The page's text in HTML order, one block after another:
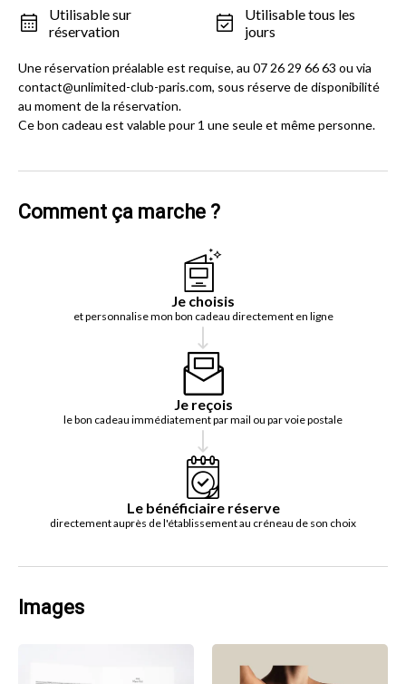
Utilisable sur
réservation
Utilisable tous les
jours
Une réservation préalable est requise, au 07 26 29 66 63 ou via
contact@unlimited-club-paris.com, sous réserve de disponibilité
au moment de la réservation.
Ce bon cadeau est valable pour 1 une seule et même personne.
Comment ça marche ?
Je choisis
et personnalise mon bon cadeau directement en ligne
Je reçois
le bon cadeau immédiatement par mail ou par voie postale
Le bénéficiaire réserve
directement auprès de l'établissement au créneau de son choix
Images